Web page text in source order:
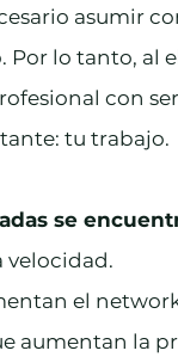
asumir
lo tanto, al
con
tu trabajo.
se
velocidad.
el
aumentan la